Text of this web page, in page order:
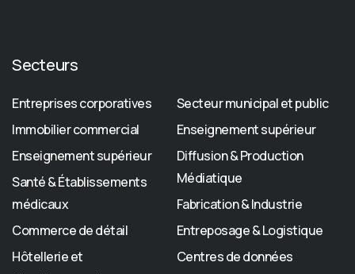
Secteurs
Entreprises corporatives
Immobilier commercial
Enseignement supérieur
Santé & Établissements
médicaux
Commerce de détail
Hôtellerie et
Secteur municipal et public
Enseignement supérieur
Diffusion & Production
Médiatique
Fabrication & Industrie
Entreposage & Logistique
Centres de données